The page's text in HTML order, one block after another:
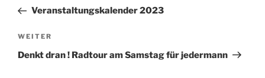
Beitrag
Veranstaltungskalender 2023
Nächster
Beitrag
WEITER
Denkt dran ! Radtour am Samstag für jedermann